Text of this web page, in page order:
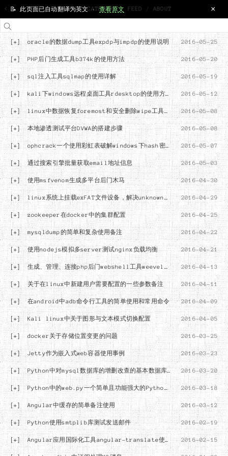
< HOME/CATEGORY/ FEED /ABOUT
2016-05-25
[+] oracle的数据dump工具expdp与impdp的使用说明
2016-05-20
[+] PHP后门生成工具b374k的使用方法
2016-05-19
[+] sql注入工具sqlmap的使用详解
2016-05-12
[+] kali下windows远程桌面工具rdesktop的使用方法
2016-05-08
[+] linux中数据恢复foremost和安全删除wipe工具使用
2016-05-08
[+] 本地渗透测试平台DVWA的搭建步骤
2016-05-07
[+] ophcrack一个使用彩虹表破解windows下hash密码值的工具
2016-05-03
[+] 通过搜索引擎批量获取email地址信息
2016-04-30
[+] 使用msfvenom生成多平台后门木马
2016-04-29
[+] linux系统上挂载exFAT文件设备，解决unknown filesystem type 'exfat'错误
2016-04-25
[+] zookeeper在docker中的集群配置
2016-04-22
[+] mysqldump的简单和复杂使用备注
2016-04-21
[+] 使用nodejs模拟多server测试nginx负载均衡
2016-04-13
[+] 生成、管理、连接php后门webshell工具weevely的使用
2016-04-11
[+] 关于在linux中新建用户需要配置的一些参数备注
2016-04-09
[+] 在android中adb命令行工具的简单使用和常用命令
2016-04-05
[+] Kali linux中关于图形与文本模式切换配置
2016-03-25
[+] docker关于存储位置变更的问题
2016-03-23
[+] Jetty作为嵌入式web容器使用事例
2016-03-20
[+] Python中对mysql数据库的增删改查的基本数据库操作
2016-03-18
[+] Python中的web.py一个简单且功能强大的Python web框架
2016-03-12
[+] Angular中缓存的简单备注使用
2016-02-19
[+] Python使用smtplib库测试发送邮件
2016-02-15
[+] Angular应用国际化工具angular-translate使用说明
📝 此页面已自动翻译为英文 ·查看原文 ×